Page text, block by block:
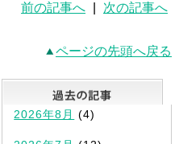
前の記事へ 次の記事へ
ページの先頭へ戻る
最新記事一覧
2026年8月 (4)